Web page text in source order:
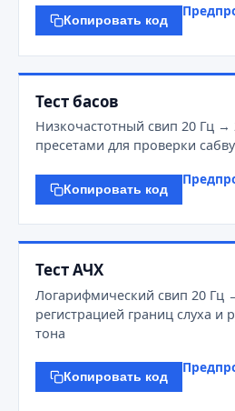
Копировать код
Тест басов
Низкочастотный свип 20 Гц →
пресетами для проверки
Копировать код
Тест АЧХ
Логарифмический свип 20 Гц
регистрацией границ слуха и
тона
Копировать код